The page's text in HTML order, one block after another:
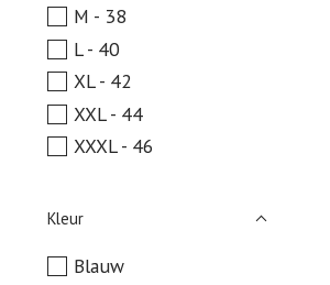
M - 38
L - 40
XL - 42
XXL - 44
XXXL - 46
Kleur
Blauw